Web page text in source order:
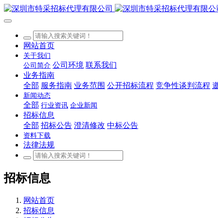
网站首页
关于我们
公司简介 公司环境 联系我们
业务指南
全部 服务指南 业务范围 公开招标流程 竞争性谈判流程
新闻动态
全部 行业资讯 企业新闻
招标信息
全部 招标公告 澄清修改 中标公告
资料下载
法律法规
招标信息
网站首页
招标信息